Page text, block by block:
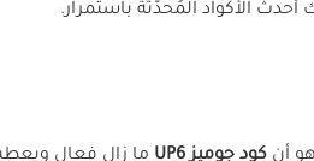
أحدث الأكواد المُحدَّثة باستمرار.
أن كود جوميز UP6